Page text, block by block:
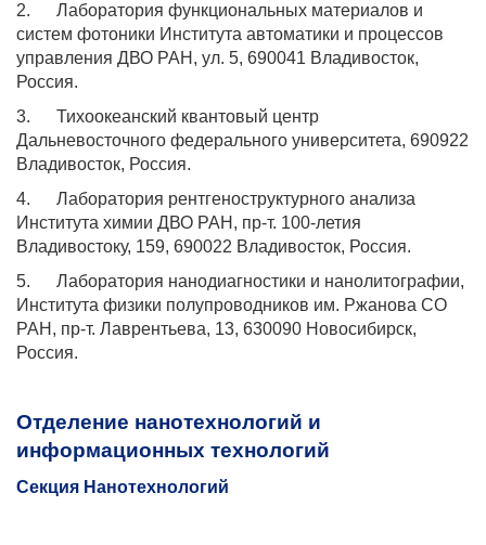
2.
Лаборатория функциональных материалов и
систем фотоники Института автоматики и процессов
управления ДВО РАН, ул. 5, 690041 Владивосток,
Россия.
3.
Тихоокеанский квантовый центр
Дальневосточного федерального университета, 690922
Владивосток, Россия.
4.
Лаборатория рентгеноструктурного анализа
Института химии ДВО РАН, пр-т. 100-летия
Владивостоку, 159, 690022 Владивосток, Россия.
5.
Лаборатория нанодиагностики и нанолитографии,
Института физики полупроводников им. Ржанова СО
РАН, пр-т. Лаврентьева, 13, 630090 Новосибирск,
Россия.
Отделение нанотехнологий и
информационных технологий
Секция Нанотехнологий